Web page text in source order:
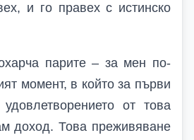
и го правех с истинско
парите – за мен по-
момент, в който за първи
от това
доход. Това преживяване